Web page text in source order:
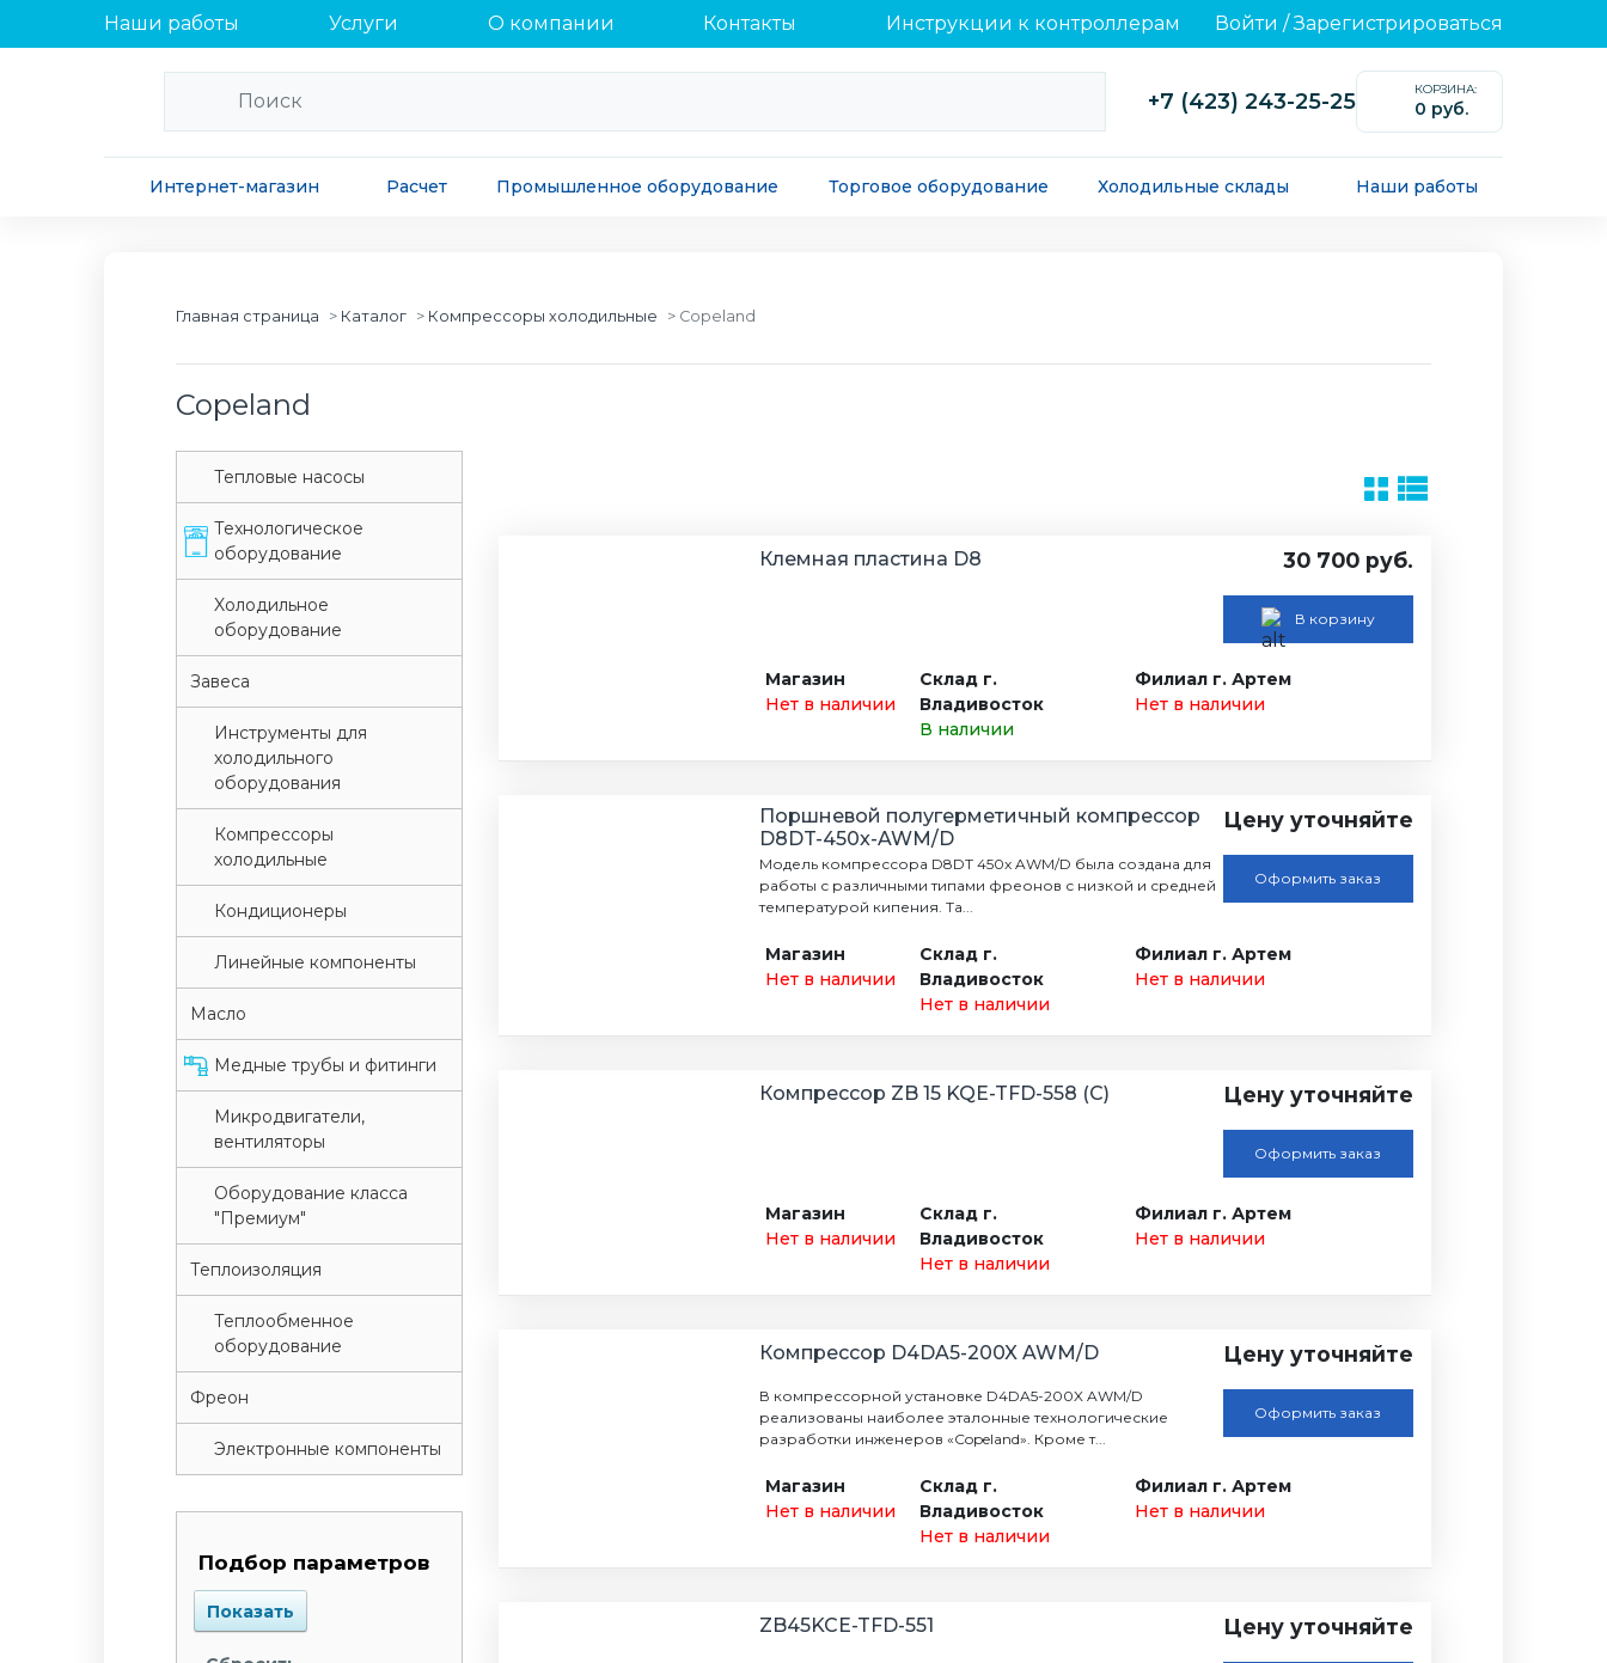
Наши работы Услуги О компании Контакты Инструкции к контроллерам Войти /Зарегистрироваться
+7 (423) 243-25-25 КОРЗИНА:
0 руб.
Интернет-магазин Расчет Промышленное оборудование Торговое оборудование Холодильные склады Наши работы
Главная страница Каталог Компрессоры холодильные Copeland
Copeland
Tепловые насосы
Tехнологическое
оборудование
Xолодильное
оборудование
Завеса
Инструменты для
холодильного
оборудования
Компрессоры
холодильные
Кондиционеры
Линейные компоненты
Масло
Медные трубы и фитинги
Микродвигатели,
вентиляторы
Оборудование класса
"Премиум"
Теплоизоляция
Теплообменное
оборудование
Фреон
Электронные компоненты
Подбор параметров
Клемная пластина D8 30 700 руб.
В корзину
Магазин
Нет в наличии
Склад г.
Владивосток
В наличии
Филиал г. Артем
Нет в наличии
Поршневой полугерметичный компрессор
D8DT-450x-AWM/D
Модель компрессора D8DT 450x AWM/D была создана для
работы с различными типами фреонов с низкой и средней
температурой кипения. Та...
Цену уточняйте
Оформить заказ
Магазин
Нет в наличии
Склад г.
Владивосток
Нет в наличии
Филиал г. Артем
Нет в наличии
Компрессор ZB 15 KQE-TFD-558 (С) Цену уточняйте
Оформить заказ
Магазин
Нет в наличии
Склад г.
Владивосток
Нет в наличии
Филиал г. Артем
Нет в наличии
Компрессор D4DA5-200X AWM/D
В компрессорной установке D4DA5-200X AWM/D
реализованы наиболее эталонные технологические
разработки инженеров «Copeland». Кроме т...
Цену уточняйте
Оформить заказ
Магазин
Нет в наличии
Склад г.
Владивосток
Нет в наличии
Филиал г. Артем
Нет в наличии
ZB45KCE-TFD-551 Цену уточняйте